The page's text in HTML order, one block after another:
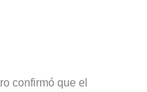
confirmó que el